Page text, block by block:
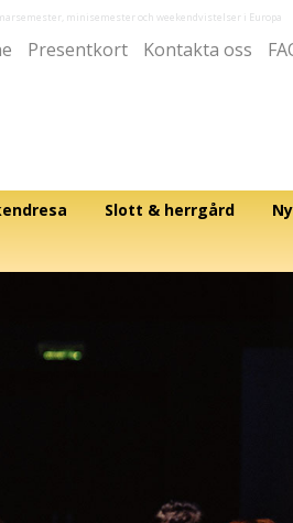
minisemester och weekendvistelser i Europa
Presentkort Kontakta oss
Slott & herrgård